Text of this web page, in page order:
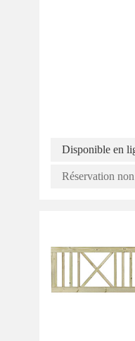
Disponible en
Réservation